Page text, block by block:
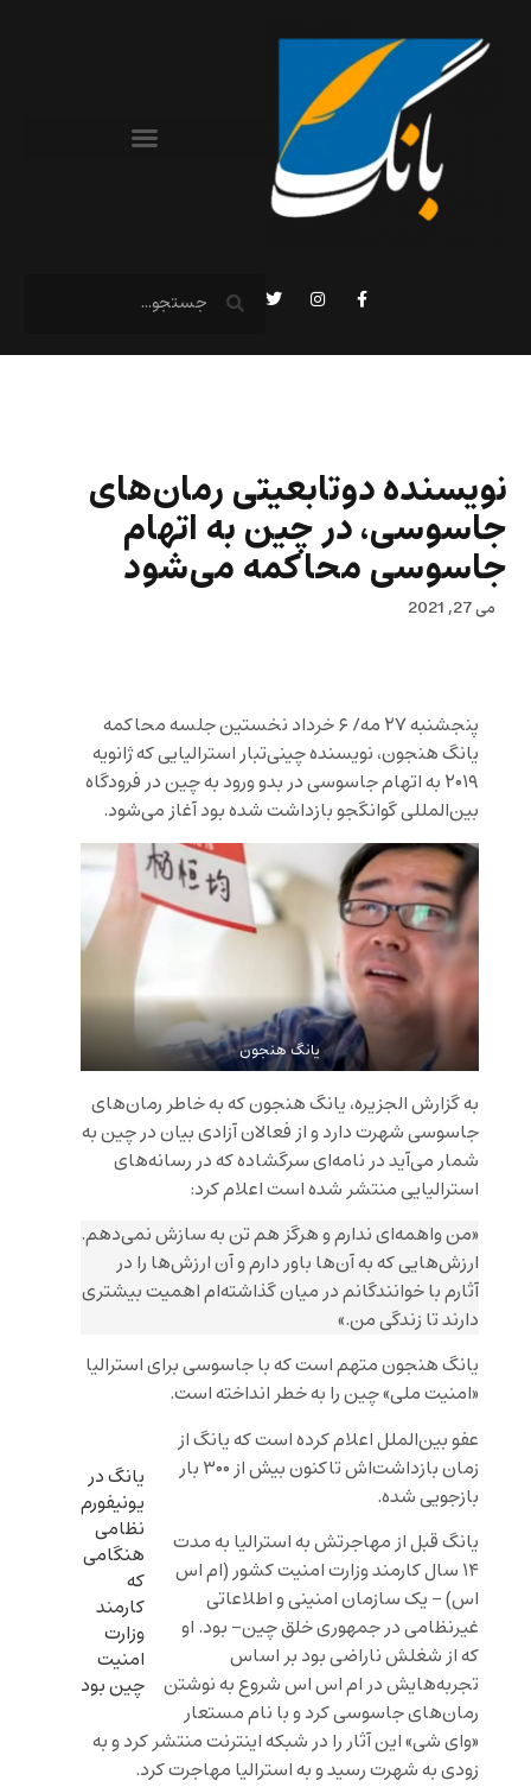
نویسنده دوتابعیتی رمان‌های
جاسوسی، در چین به اتهام
جاسوسی محاکمه می‌شود
می 27, 2021
پنجشنبه ۲۷ مه/ ۶ خرداد نخستین جلسه محاکمه
یانگ هنجون، نویسنده چینی‌تبار استرالیایی که ژانویه
۲۰۱۹ به اتهام جاسوسی در بدو ورود به چین در فرودگاه
بین‌المللی گوانگجو بازداشت شده بود آغاز می‌شود.
یانگ هنجون
به گزارش الجزیره، یانگ هنجون که به خاطر رمان‌های
جاسوسی شهرت دارد و از فعالان آزادی بیان در چین به
شمار می‌آید در نامه‌ای سرگشاده که در رسانه‌های
استرالیایی منتشر شده است اعلام کرد:
«من واهمه‌ای ندارم و هرگز هم تن به سازش نمی‌دهم.
ارزش‌هایی که به آن‌ها باور دارم و آن ارزش‌ها را در
آثارم با خوانندگانم در میان گذاشته‌ام اهمیت بیشتری
دارند تا زندگی من.»
یانگ هنجون متهم است که با جاسوسی برای استرالیا
«امنیت ملی» چین را به خطر انداخته است.
یانگ در
یونیفورم
نظامی
هنگامی
که
کارمند
وزارت
امنیت
چین بود
عفو بین‌الملل اعلام کرده است که یانگ از
زمان بازداشت‌اش تاکنون بیش از ۳۰۰ بار
بازجویی شده.
یانگ قبل از مهاجرتش به استرالیا به مدت
۱۴ سال کارمند وزارت امنیت کشور (ام اس
اس) – یک سازمان امنینی و اطلاعاتی
غیرنظامی در جمهوری خلق چین- بود. او
که از شغلش ناراضی بود بر اساس
تجربه‌هایش در ام اس اس شروع به نوشتن
رمان‌های جاسوسی کرد و با نام مستعار
«وای شی» این آثار را در شبکه اینترنت منتشر کرد و به
زودی به شهرت رسید و به استرالیا مهاجرت کرد.